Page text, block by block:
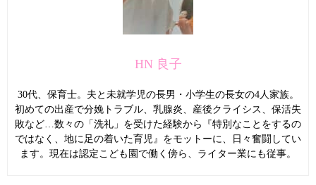
HN 良子
30代、保育士。夫と未就学児の長男・小学生の長女の4人家族。
初めての出産で分娩トラブル、乳腺炎、産後クライシス、保活失
敗など…数々の「洗礼」を受けた経験から『特別なことをするの
ではなく、地に足の着いた育児』をモットーに、日々奮闘してい
ます。現在は認定こども園で働く傍ら、ライター業にも従事。